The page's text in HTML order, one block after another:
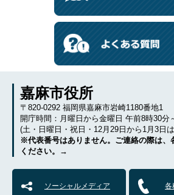
嘉麻市役所
〒820-0292 福岡県嘉麻市岩崎1180番地1
開庁時間：月曜日から金曜日 午前8時30分
(土・日曜日・祝日・12月29日から1月3日
※代表番号はありません。ご連絡の際は、
ください。→
ソーシャルメディア 各